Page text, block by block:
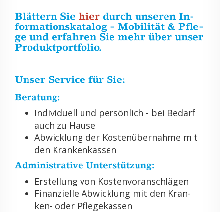
Blät­tern Sie hier durch un­se­ren In­
for­ma­ti­ons­ka­ta­log - Mo­bi­li­tät & Pfle­
ge und er­fah­ren Sie mehr über unser
Pro­dukt­port­fo­lio.
Unser Ser­vice für Sie:
Be­ra­tung:
In­di­vi­du­ell und per­sön­lich - bei Be­darf
auch zu Hause
Ab­wick­lung der Kos­ten­über­nah­me mit
den Kran­ken­kas­sen
Ad­mi­nis­tra­ti­ve Un­ter­stüt­zung:
Er­stel­lung von Kos­ten­vor­anschlä­gen
Fi­nan­zi­el­le Ab­wick­lung mit den Kran­
ken- oder Pfle­ge­kas­sen